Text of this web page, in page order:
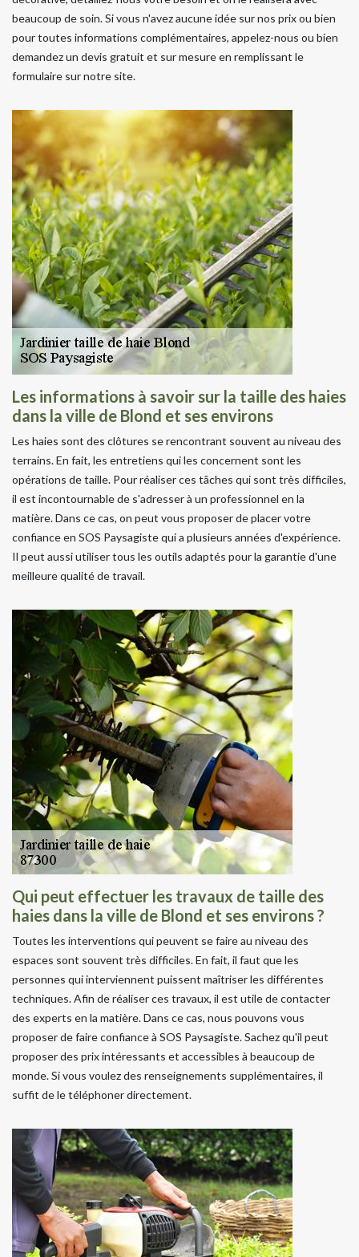
beaucoup de soin. Si vous n'avez aucune idée sur nos prix ou bien
pour toutes informations complémentaires, appelez-nous ou bien
demandez un devis gratuit et sur mesure en remplissant le
formulaire sur notre site.
Les informations à savoir sur la taille des haies
dans la ville de Blond et ses environs
Les haies sont des clôtures se rencontrant souvent au niveau des
terrains. En fait, les entretiens qui les concernent sont les
opérations de taille. Pour réaliser ces tâches qui sont très difficiles,
il est incontournable de s'adresser à un professionnel en la
matière. Dans ce cas, on peut vous proposer de placer votre
confiance en SOS Paysagiste qui a plusieurs années d'expérience.
Il peut aussi utiliser tous les outils adaptés pour la garantie d'une
meilleure qualité de travail.
Qui peut effectuer les travaux de taille des
haies dans la ville de Blond et ses environs ?
Toutes les interventions qui peuvent se faire au niveau des
espaces sont souvent très difficiles. En fait, il faut que les
personnes qui interviennent puissent maîtriser les différentes
techniques. Afin de réaliser ces travaux, il est utile de contacter
des experts en la matière. Dans ce cas, nous pouvons vous
proposer de faire confiance à SOS Paysagiste. Sachez qu'il peut
proposer des prix intéressants et accessibles à beaucoup de
monde. Si vous voulez des renseignements supplémentaires, il
suffit de le téléphoner directement.